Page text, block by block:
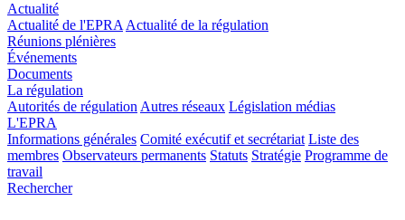
Actualité
Actualité de l'EPRA Actualité de la régulation
Réunions plénières
Événements
Documents
La régulation
Autorités de régulation Autres réseaux Législation médias
L'EPRA
Informations générales Comité exécutif et secrétariat Liste des
membres Observateurs permanents Statuts Stratégie Programme de
travail
Rechercher